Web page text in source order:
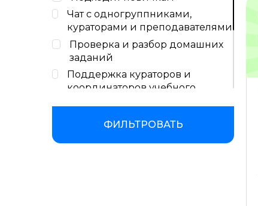
Чат с одногруппниками,
кураторами и преподавателями
Проверка и разбор домашних
заданий
Поддержка кураторов и
координаторов учебного
Сертификат или диплом об
окончании обучения
ФИЛЬТРОВАТЬ